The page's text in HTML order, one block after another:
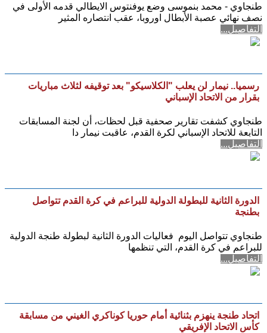
طنجاوي - محمد بنموسى وضع يوفنتوس الايطالي قدمه الأولى في
نصف نهائي عصبة الأبطال اوروبا، عقب انتصاره المثير
التفاصيل...
رسميا.. نيمار لن يعلب "الكلاسيكو" بعد توقيفه لثلاث مباريات
بقرار من الاتحاد الإسباني
طنجاوي كشفت تقارير صحفية قبل لحظات، أن لجنة المسابقات
التابعة للاتحاد الإسباني لكرة القدم، عاقبت نيمار دا
التفاصيل...
الدورة الثانية للبطولة الدولية للبراعم في كرة القدم تتواصل
بطنجة
طنجاوي تتواصل اليوم فعاليات الدورة الثانية لبطولة طنجة الدولية
للبراعم في كرة القدم، التي تنظمها
التفاصيل...
اتحاد طنجة ينهزم بثنائية أمام حوريا كوناكري الغيني من مسابقة
كأس الاتحاد الإفريقي